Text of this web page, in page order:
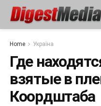
Home Україна
Где
взятые в
Коордштаба